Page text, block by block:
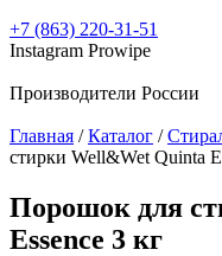
+7 (863) 220-31-51
Instagram Prowipe
Производители России
Главная /Каталог /
стирки Well&Wet Quinta
Порошок для
Essence 3 кг